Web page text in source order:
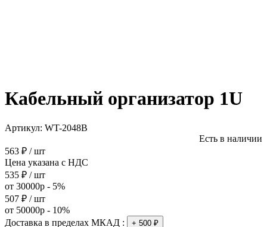
Кабельный организатор 1U
Артикул: WT-2048B
Есть в наличии
563 ₽ / шт
Цена указана с НДС
535 ₽ / шт
от 30000р - 5%
507 ₽ / шт
от 50000р - 10%
Доставка в пределах МКАД :
+ 500 ₽